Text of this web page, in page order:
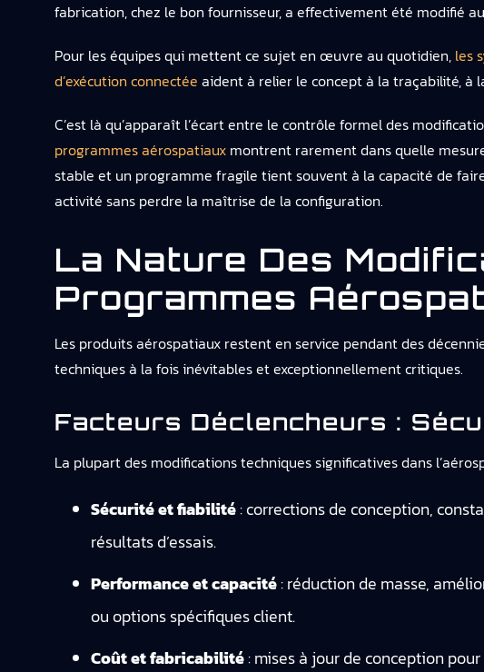
fabrication, chez le bon fournisseur, a effectivement été modifié
Pour les équipes qui mettent ce sujet en œuvre au quotidien, les
d’exécution connectée aident à relier le concept à la traçabilité, à
C’est là qu’apparaît l’écart entre le contrôle formel des
programmes aérospatiaux montrent rarement dans quelle
stable et un programme fragile tient souvent à la capacité de
activité sans perdre la maîtrise de la configuration.
La Nature Des
Programmes
Les produits aérospatiaux restent en service pendant des
techniques à la fois inévitables et exceptionnellement critiques.
Facteurs Déclencheurs :
La plupart des modifications techniques significatives dans
Sécurité et fiabilité: corrections de conception,
résultats d’essais.
Performance et capacité: réduction de masse,
ou options spécifiques client.
Coût et fabricabilité: mises à jour de conception